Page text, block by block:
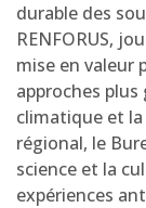
durable des
RENFORUS,
mise en valeur
approches plus
climatique et
régional, le
science et la
expériences